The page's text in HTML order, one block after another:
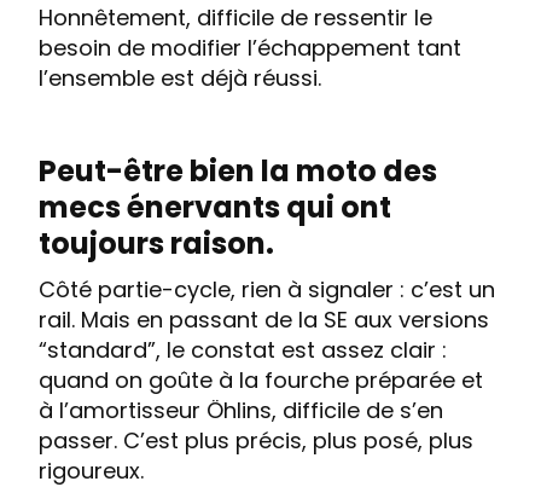
Honnêtement, difficile de ressentir le
besoin de modifier l’échappement tant
l’ensemble est déjà réussi.
Peut-être bien la moto des
mecs énervants qui ont
toujours raison.
Côté partie-cycle, rien à signaler : c’est un
rail. Mais en passant de la SE aux versions
“standard”, le constat est assez clair :
quand on goûte à la fourche préparée et
à l’amortisseur Öhlins, difficile de s’en
passer. C’est plus précis, plus posé, plus
rigoureux.